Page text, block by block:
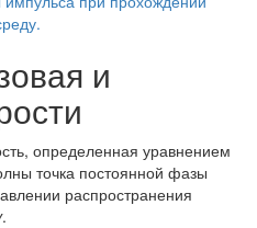
и
определенная уравнением
точка постоянной фазы
распространения
.